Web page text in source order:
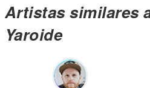
Artistas similares
Yaroide